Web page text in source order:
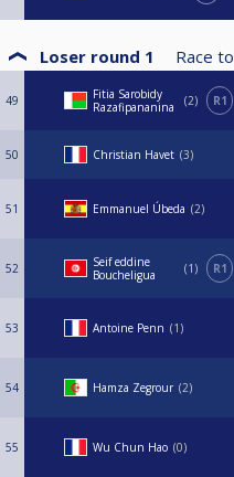
Loser round 1 Race to
49
Fitia Sarobidy
Razafipananina
2 R1
50 Christian Havet 3
51 Emmanuel Úbeda 2
52
Seif eddine
Boucheligua
1 R1
53 Antoine Penn 1
54 Hamza Zegrour 2
55 Wu Chun Hao 0